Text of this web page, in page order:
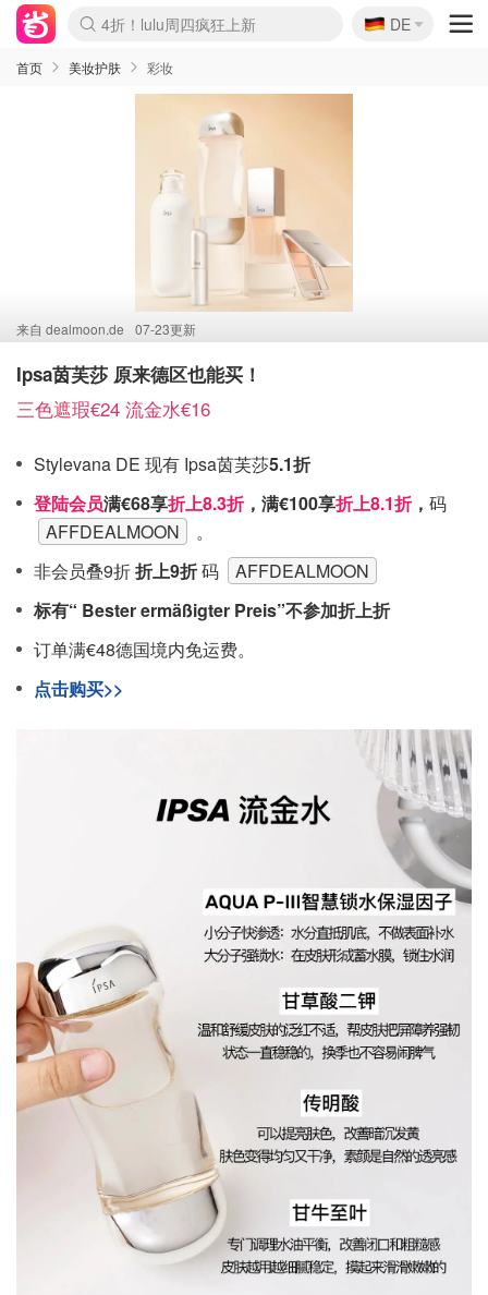
Boticinal 夏促开抢！
4折！lulu周四疯狂上新
还没结束！&OtherStories大促
Joybuy变相75折 随时失效
速领！Stanley独家85折
疑似霸哥！Camper额外叠85折
Zalando 奥莱闪促！每日更新
Moncler反季囤！5折起+叠9折
Coach Brooklyn仅€192
🇩🇪
DE
首页 美妆护肤 彩妆
来自 dealmoon.de 07-23更新
Ipsa茵芙莎 原来德区也能买！
三色遮瑕€24 流金水€16
Stylevana DE 现有 Ipsa茵芙莎5.1折
登陆会员满€68享折上8.3折，满€100享折上8.1折， 码
AFFDEALMOON
。
非会员叠9折折上9折码
AFFDEALMOON
标有“ Bester ermäßigter Preis”不参加折上折
订单满€48德国境内免运费。
点击购买>>